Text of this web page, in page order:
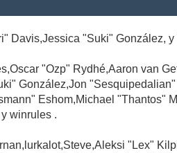
Davis,Jessica "Suki" González,
"Ozp" Rydhé,Aaron van
González,Jon
Eshom,Michael "Thantos"
winrules .
"Lex"